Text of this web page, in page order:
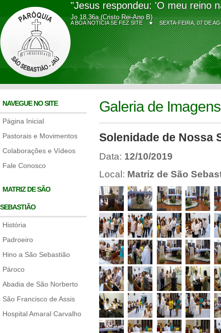
"Jesus respondeu: 'O meu reino
Jo 18,36a (Cristo Rei-Ano B)
A BOA NOTÍCIA SE FEZ SITE ★SEXTA-FEIRA, 07 DE
NAVEGUE NO SITE
Página Inicial
Pastorais e Movimentos
Colaborações e Vídeos
Fale Conosco
MATRIZ DE SÃO
SEBASTIÃO
História
Padroeiro
Hino a São Sebastião
Pároco
Abadia de São Norberto
São Francisco de Assis
Hospital Amaral Carvalho
Galeria de Imagens
Solenidade de Nossa
Data: 12/10/2019
Local: Matriz de São